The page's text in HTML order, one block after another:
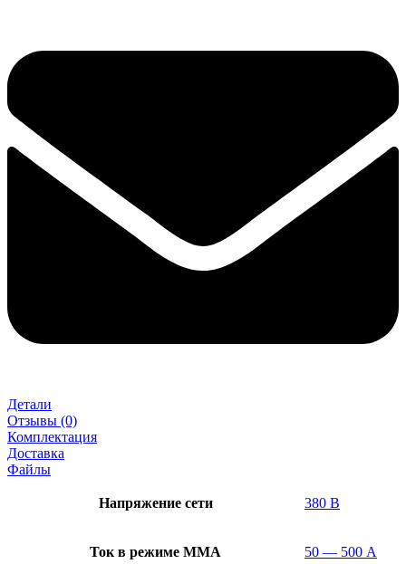
Детали
Отзывы (0)
Комплектация
Доставка
Файлы
Напряжение сети 380 В
Ток в режиме ММА 50 — 500 А